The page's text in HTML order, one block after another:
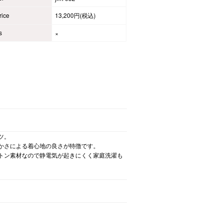
13,200円(税込)
×
による着心地の良さが特徴です。
素材なので静電気が起きにくく家庭洗濯も